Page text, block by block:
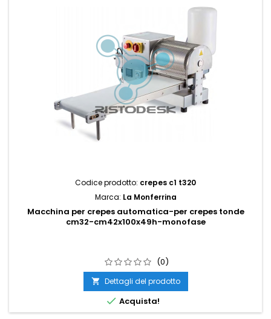
Codice prodotto: crepes c1 t320
Marca: La Monferrina
Macchina per crepes automatica-per crepes tonde
cm32-cm42x100x49h-monofase
(0)
 Dettagli del prodotto
 Acquista!